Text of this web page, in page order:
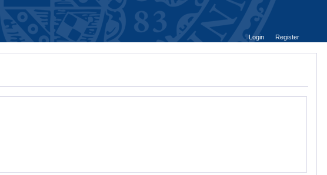
Login
Register